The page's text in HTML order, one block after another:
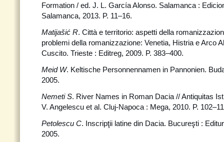
Formation / ed. J. L. García Alonso. Salamanca :
Salamanca, 2013. P. 11–16.
Matijašić R. Città e territorio: aspetti della
problemi della romanizzazione: Venetia, Histria e Arco
Cuscito. Trieste : Editreg, 2009. P. 383–400.
Meid W. Keltische Personnennamen in Pannonien.
2005.
Nemeti S. River Names in Roman Dacia // Antiquitas
V. Angelescu et al. Cluj-Napoca : Mega, 2010. P.
Petolescu C. Inscripţii latine din Dacia. Bucureşti :
2005.